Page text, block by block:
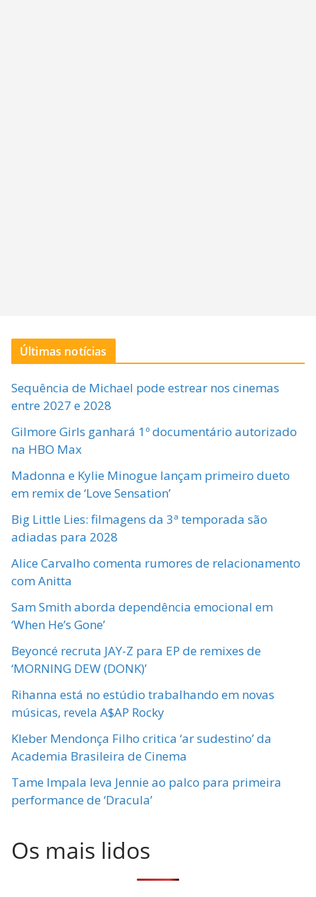
Últimas notícias
Sequência de Michael pode estrear nos cinemas
entre 2027 e 2028
Gilmore Girls ganhará 1º documentário autorizado
na HBO Max
Madonna e Kylie Minogue lançam primeiro dueto
em remix de ‘Love Sensation’
Big Little Lies: filmagens da 3ª temporada são
adiadas para 2028
Alice Carvalho comenta rumores de relacionamento
com Anitta
Sam Smith aborda dependência emocional em
‘When He’s Gone’
Beyoncé recruta JAY-Z para EP de remixes de
‘MORNING DEW (DONK)’
Rihanna está no estúdio trabalhando em novas
músicas, revela A$AP Rocky
Kleber Mendonça Filho critica ‘ar sudestino’ da
Academia Brasileira de Cinema
Tame Impala leva Jennie ao palco para primeira
performance de ‘Dracula’
Os mais lidos